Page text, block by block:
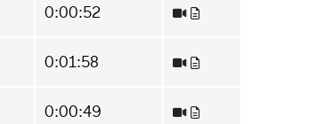
0:00:52
0:01:58
0:00:49